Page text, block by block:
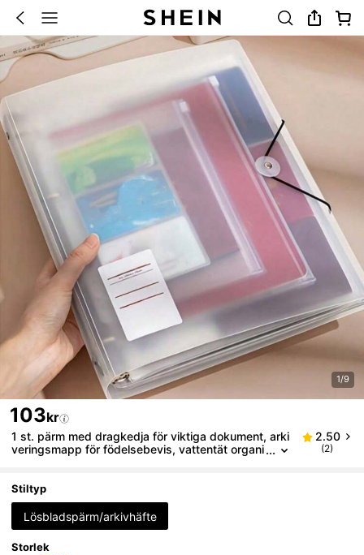
1/9
103kr
1 st. pärm med dragkedja för viktiga dokument, arki
veringsmapp för födelsebevis, vattentät organi
2.50
(2)
Stiltyp
Lösbladspärm/arkivhäfte
Storlek